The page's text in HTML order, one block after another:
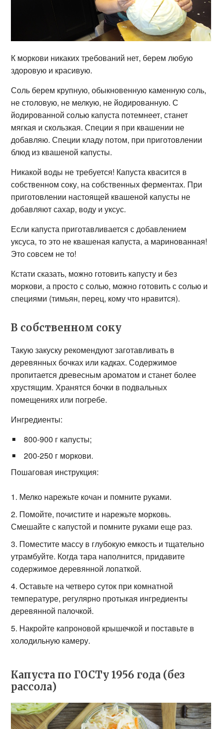
К моркови никаких требований нет, берем любую
здоровую и красивую.
Соль берем крупную, обыкновенную каменную соль,
не столовую, не мелкую, не йодированную. С
йодированной солью капуста потемнеет, станет
мягкая и скользкая. Специи я при квашении не
добавляю. Специи кладу потом, при приготовлении
блюд из квашеной капусты.
Никакой воды не требуется! Капуста квасится в
собственном соку, на собственных ферментах. При
приготовлении настоящей квашеной капусты не
добавляют сахар, воду и уксус.
Если капуста приготавливается с добавлением
уксуса, то это не квашеная капуста, а маринованная!
Это совсем не то!
Кстати сказать, можно готовить капусту и без
моркови, а просто с солью, можно готовить с солью и
специями (тимьян, перец, кому что нравится).
В собственном соку
Такую закуску рекомендуют заготавливать в
деревянных бочках или кадках. Содержимое
пропитается древесным ароматом и станет более
хрустящим. Хранятся бочки в подвальных
помещениях или погребе.
Ингредиенты:
800-900 г капусты;
200-250 г моркови.
Пошаговая инструкция:
Мелко нарежьте кочан и помните руками.
Помойте, почистите и нарежьте морковь.
Смешайте с капустой и помните руками еще раз.
Поместите массу в глубокую емкость и тщательно
утрамбуйте. Когда тара наполнится, придавите
содержимое деревянной лопаткой.
Оставьте на четверо суток при комнатной
температуре, регулярно протыкая ингредиенты
деревянной палочкой.
Накройте капроновой крышечкой и поставьте в
холодильную камеру.
Капуста по ГОСТу 1956 года (без
рассола)